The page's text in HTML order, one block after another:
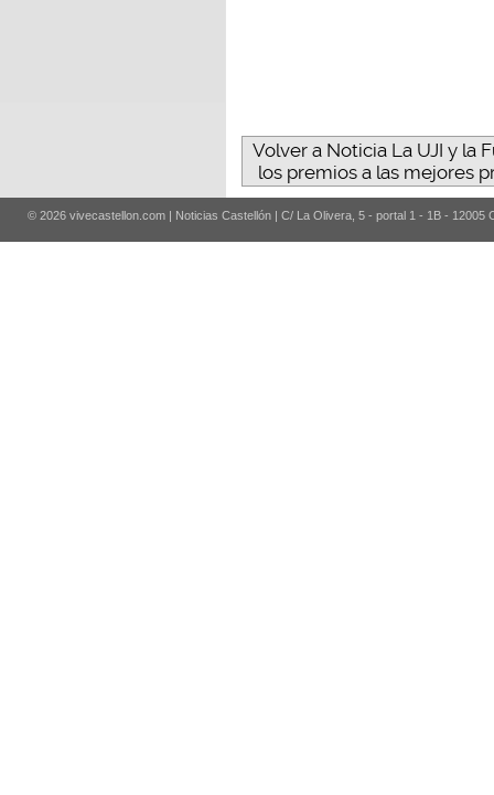
Volver a Noticia La UJI y la
los premios a las mejores
© 2026 vivecastellon.com | Noticias Castellón | C/ La Olivera, 5 - portal 1 - 1B - 12005